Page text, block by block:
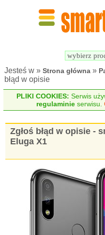
Jesteś w »Strona główna »
błąd w opisie
PLIKI COOKIES: Serwis
regulaminie serwisu.
Zgłoś błąd w opisie -
Eluga X1